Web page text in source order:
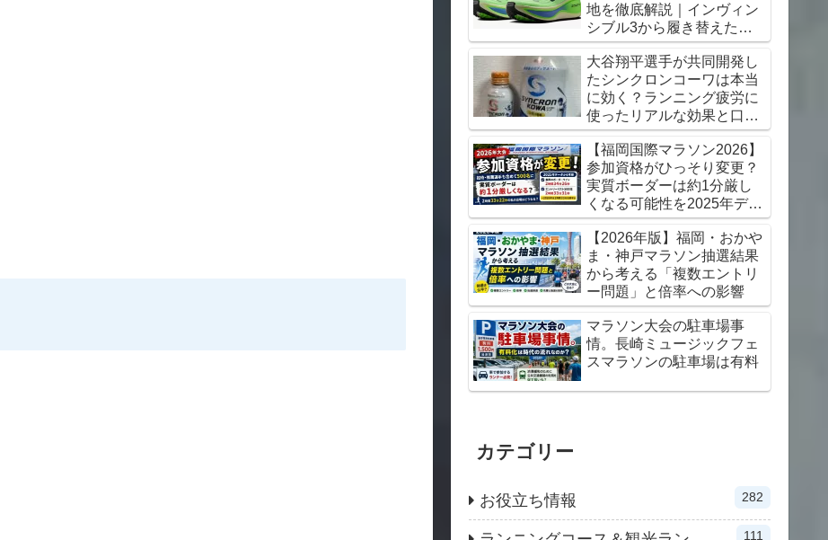
地を徹底解説｜インヴィン
シブル3から履き替えた感
想【初心者にもおすすめ】
大谷翔平選手が共同開発し
たシンクロンコーワは本当
に効く？ランニング疲労に
使ったリアルな効果と口コ
ミレビュー
【福岡国際マラソン2026】
参加資格がひっそり変更？
実質ボーダーは約1分厳し
くなる可能性を2025年デー
タから考察
【2026年版】福岡・おかや
ま・神戸マラソン抽選結果
から考える「複数エントリ
ー問題」と倍率への影響
マラソン大会の駐車場事
情。長崎ミュージックフェ
スマラソンの駐車場は有料
カテゴリー
お役立ち情報 282
111